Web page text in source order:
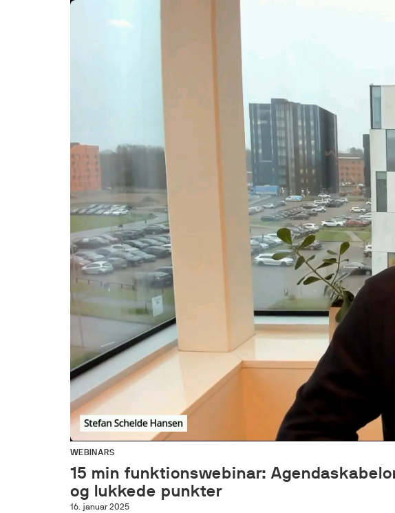
WEBINARS
15 min funktionswebinar:
og lukkede punkter
16. januar 2025